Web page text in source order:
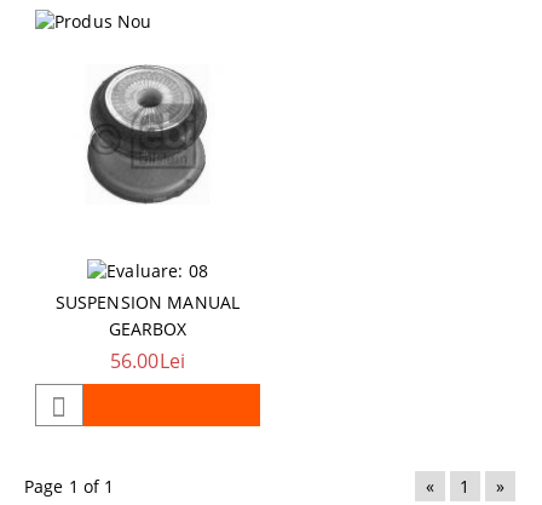
SUSPENSION MANUAL
GEARBOX
56.00Lei
Page 1 of 1 « 1 »